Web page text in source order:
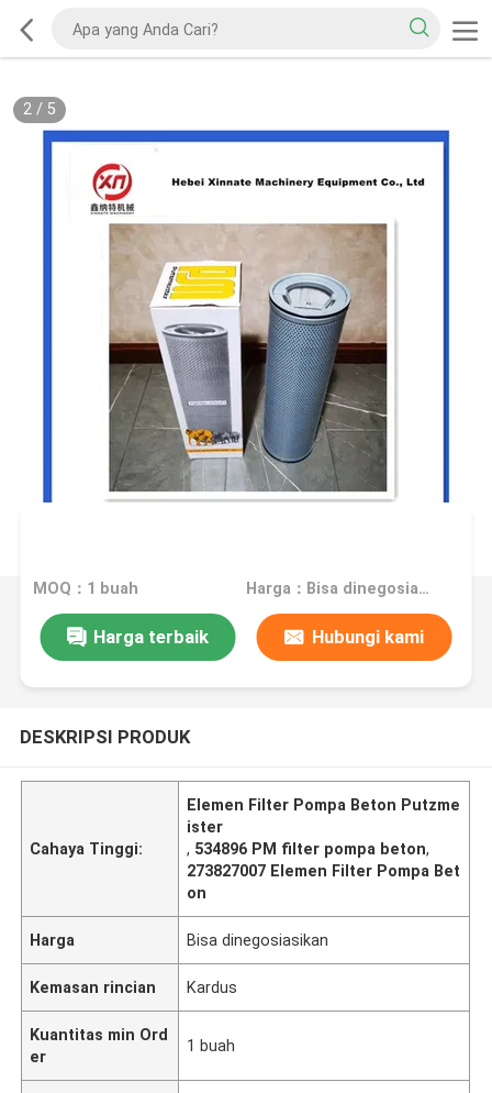
2/ 5
MOQ：1 buah Harga：Bisa dinegosiasikan
Harga terbaik Hubungi kami
DESKRIPSI PRODUK
Cahaya Tinggi:
Elemen Filter Pompa Beton Putzme
ister
, 534896 PM filter pompa beton,
273827007 Elemen Filter Pompa Bet
on
Harga Bisa dinegosiasikan
Kemasan rincian Kardus
Kuantitas min Ord
er
1 buah